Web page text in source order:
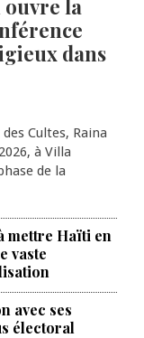
la
dans
Cultes, Raina
à Villa
de la
mettre Haïti en
vaste
avec ses
électoral